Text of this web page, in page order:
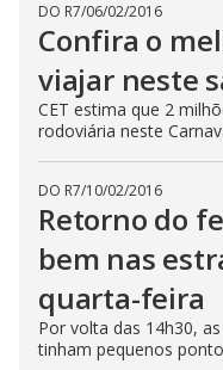
DO R7/06/02/2016
Confira o
viajar neste
CET estima que 2
rodoviária neste
DO R7/10/02/2016
Retorno do
bem nas
quarta-feira
Por volta das 14h30,
tinham pequenos